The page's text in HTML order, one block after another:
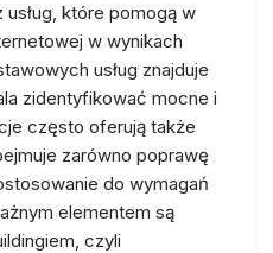
które pomogą w
w wynikach
usług znajduje
zidentyfikować mocne i
często oferują także
zarówno poprawę
do wymagań
elementem są
czyli